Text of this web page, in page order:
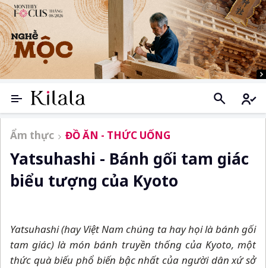
Ẩm thực ĐỒ ĂN - THỨC UỐNG
Yatsuhashi - Bánh gối tam giác
biểu tượng của Kyoto
Yatsuhashi (hay Việt Nam chúng ta hay họi là bánh gối
tam giác) là món bánh truyền thống của Kyoto, một
thức quà biếu phổ biến bậc nhất của người dân xứ sở